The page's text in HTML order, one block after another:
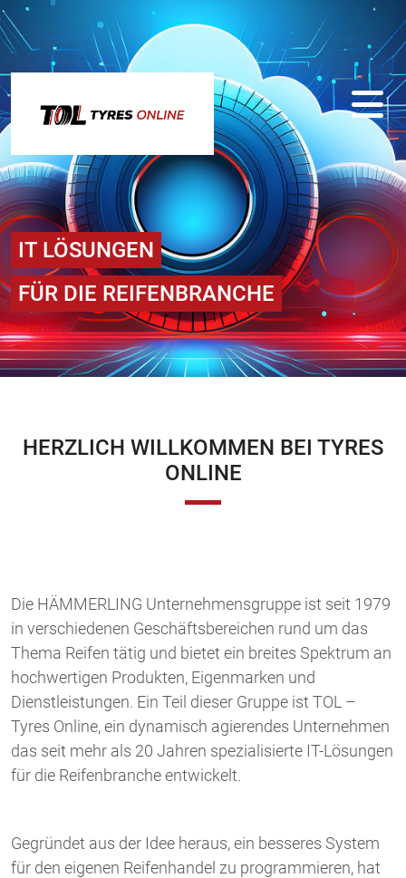
Zum Inhalt springen
IT LÖSUNGEN
FÜR DIE REIFENBRANCHE
HERZLICH WILLKOMMEN BEI TYRES
ONLINE
Die HÄMMERLING Unternehmensgruppe ist seit 1979
in verschiedenen Geschäftsbereichen rund um das
Thema Reifen tätig und bietet ein breites Spektrum an
hochwertigen Produkten, Eigenmarken und
Dienstleistungen. Ein Teil dieser Gruppe ist TOL –
Tyres Online, ein dynamisch agierendes Unternehmen
das seit mehr als 20 Jahren spezialisierte IT-Lösungen
für die Reifenbranche entwickelt.
Gegründet aus der Idee heraus, ein besseres System
für den eigenen Reifenhandel zu programmieren, hat